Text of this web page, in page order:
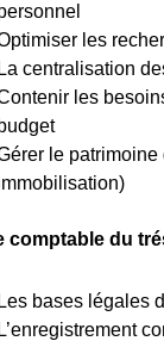
les
La centralisation
les
budget
le
comptable du
Les bases légales
L’enregistrement